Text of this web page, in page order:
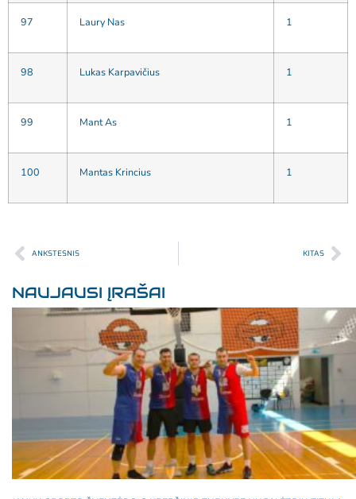
97 Laury Nas 1
98 Lukas Karpavičius 1
99 Mant As 1
100 Mantas Krincius 1
ANKSTESNIS KITAS
NAUJAUSI ĮRAŠAI